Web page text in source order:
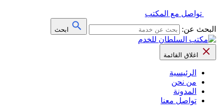
تواصل مع المكتب
البحث عن:
ابحث
اغلاق القائمة
الرئيسية
من نحن
المدونة
تواصل معنا